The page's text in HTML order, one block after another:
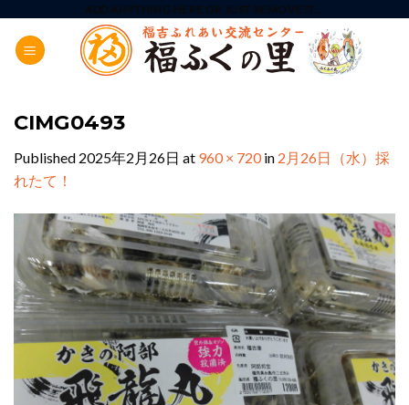
content
ADD ANYTHING HERE OR JUST REMOVE IT...
CIMG0493
Published 2025年2月26日 at 960 × 720in 2月26日（水）採
れたて！